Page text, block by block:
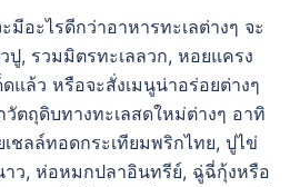
อะไรดีกว่าอาหารทะเลต่างๆ จะ
วปู, รวมมิตรทะเลลวก, หอยแครง
แล้ว หรือจะสั่งเมนูน่าอร่อยต่างๆ
ตถุดิบทางทะเลสดใหม่ต่างๆ อาทิ
ชลล์ทอดกระเทียมพริกไทย, ปูไข่
ว, ห่อหมกปลาอินทรีย์, ฉู่ฉี่กุ้งหรือ